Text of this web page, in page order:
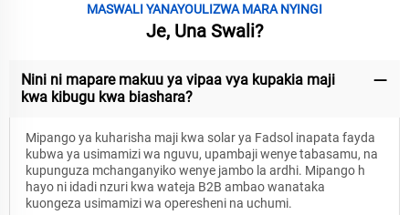
MASWALI YANAYOULIZWA MARA NYINGI
Je, Una Swali?
Nini ni mapare makuu ya vipaa vya kupakia maji
kwa kibugu kwa biashara?
Mipango ya kuharisha maji kwa solar ya Fadsol inapata fayda
kubwa ya usimamizi wa nguvu, upambaji wenye tabasamu, na
kupunguza mchanganyiko wenye jambo la ardhi. Mipango h
hayo ni idadi nzuri kwa wateja B2B ambao wanataka
kuongeza usimamizi wa operesheni na uchumi.